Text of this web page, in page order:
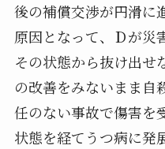
後の補償交渉が円滑に
原因となって、Ｄが災
その状態から抜け出せ
の改善をみないまま自
任のない事故で傷害を
状態を経てうつ病に発